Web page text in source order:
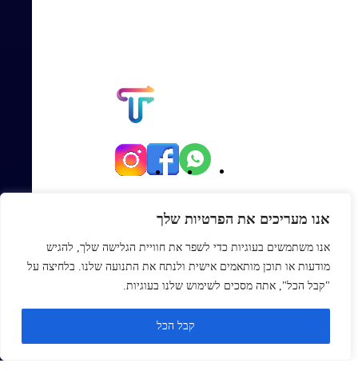
אנו מעריכים את הפרטיות שלך
אנו משתמשים בעוגיות כדי לשפר את חוויית הגלישה שלך, להגיש
מודעות או תוכן מותאמים אישית ולנתח את התנועה שלנו. בלחיצה על
"קבל הכל", אתה מסכים לשימוש שלנו בעוגיות.
קבל הכל
Office@topmexp.co.il
0723941168
ראשי
בלוג